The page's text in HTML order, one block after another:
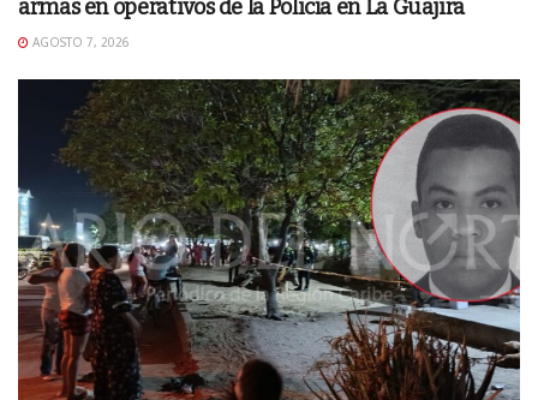
armas en operativos de la Policía en La Guajira
AGOSTO 7, 2026